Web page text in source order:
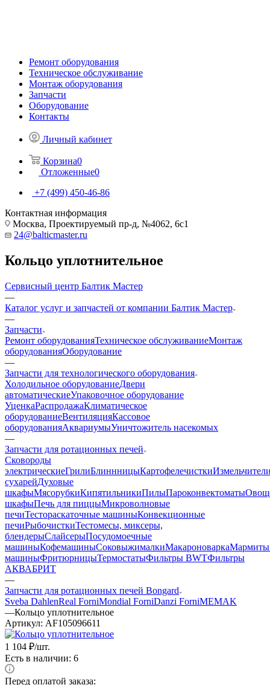
Ремонт оборудования
Техническое обслуживание
Монтаж оборудования
Запчасти
Оборудование
Контакты
Личный кабинет
Корзина0
Отложенные0
+7 (499) 450-46-86
Контактная информация
Москва, Проектируемый пр-д, №4062, 6с1
24@balticmaster.ru
Кольцо уплотнительное
Сервисный центр Балтик Мастер
—
Каталог услуг и запчастей от компании Балтик Мастер
—
Запчасти
Ремонт оборудованияТехническое обслуживаниеМонтаж
оборудованияОборудование
—
Запчасти для технологического оборудования
Холодильное оборудованиеДвери
автоматическиеУпаковочное оборудование
УценкаРаспродажаКлиматическое
оборудованиеВентиляцияКассовое
оборудованияАквариумыУничтожитель насекомых
—
Запчасти для ротационных печей
Cковороды
электрическиеГрилиБлиннницыКартофелечистки
сухарейДуховые
шкафыМясорубкиКипятильникиПилыПароконвектоматы
шкафыПечь для пиццыМикроволновые
печиТестораскаточные машиныКонвекционные
печиРыбочисткиТестомесы, миксеры,
блендерыСлайсерыПосудомоечные
машиныКофемашиныСоковыжималкиМакароноваркаМармиты
машиныФритюрницыТермостатыФильтры BWTФильтры
АКВАБРИТ
—
Запчасти для ротационных печей Bongard
Sveba DahlenReal ForniMondial ForniDanzi ForniMEMAK
—Кольцо уплотнительное
Артикул: AF105096611
1 104 ₽/шт.
Есть в наличии: 6
Перед оплатой заказа: